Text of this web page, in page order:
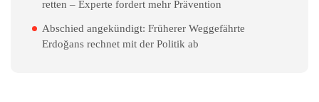
retten – Experte fordert mehr Prävention
Abschied angekündigt: Früherer Weggefährte
Erdoğans rechnet mit der Politik ab